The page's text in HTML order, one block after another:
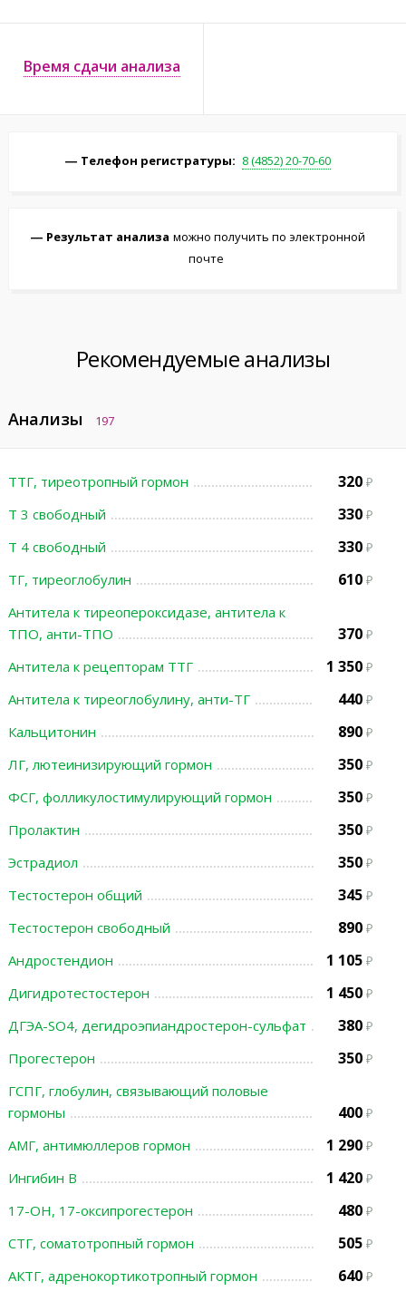
Время сдачи анализа
Телефон регистратуры: 8 (4852) 20-70-60
Результат анализа можно получить по электронной
почте
Рекомендуемые анализы
Анализы 197
ТТГ, тиреотропный гормон 320
Т 3 свободный 330
Т 4 свободный 330
ТГ, тиреоглобулин 610
Антитела к тиреопероксидазе, антитела к
ТПО, анти-ТПО
370
Антитела к рецепторам ТТГ 1 350
Антитела к тиреоглобулину, анти-ТГ 440
Кальцитонин 890
ЛГ, лютеинизирующий гормон 350
ФСГ, фолликулостимулирующий гормон 350
Пролактин 350
Эстрадиол 350
Тестостерон общий 345
Тестостерон свободный 890
Андростендион 1 105
Дигидротестостерон 1 450
ДГЭА-SO4, дегидроэпиандростерон-сульфат 380
Прогестерон 350
ГСПГ, глобулин, связывающий половые
гормоны
400
АМГ, антимюллеров гормон 1 290
Ингибин В 1 420
17-ОН, 17-оксипрогестерон 480
СТГ, соматотропный гормон 505
АКТГ, адренокортикотропный гормон 640